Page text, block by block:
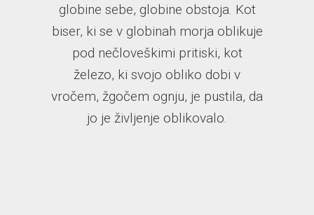
globine sebe, globine obstoja. Kot
biser, ki se v globinah morja oblikuje
pod nečloveškimi pritiski, kot
železo, ki svojo obliko dobi v
vročem, žgočem ognju, je pustila, da
jo je življenje oblikovalo.